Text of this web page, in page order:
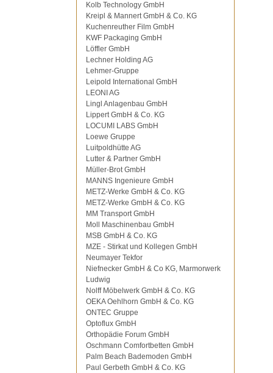
Kolb Technology GmbH
Kreipl & Mannert GmbH & Co. KG
Kuchenreuther Film GmbH
KWF Packaging GmbH
Löffler GmbH
Lechner Holding AG
Lehmer-Gruppe
Leipold International GmbH
LEONI AG
Lingl Anlagenbau GmbH
Lippert GmbH & Co. KG
LOCUMI LABS GmbH
Loewe Gruppe
Luitpoldhütte AG
Lutter & Partner GmbH
Müller-Brot GmbH
MANNS Ingenieure GmbH
METZ-Werke GmbH & Co. KG
METZ-Werke GmbH & Co. KG
MM Transport GmbH
Moll Maschinenbau GmbH
MSB GmbH & Co. KG
MZE - Stirkat und Kollegen GmbH
Neumayer Tekfor
Niefnecker GmbH & Co KG, Marmorwerk
Ludwig
Nolff Möbelwerk GmbH & Co. KG
OEKA Oehlhorn GmbH & Co. KG
ONTEC Gruppe
Optoflux GmbH
Orthopädie Forum GmbH
Oschmann Comfortbetten GmbH
Palm Beach Bademoden GmbH
Paul Gerbeth GmbH & Co. KG